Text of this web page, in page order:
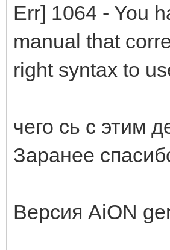
Err] 1064 - You
manual that
right syntax to
чего сь с этим
Заранее
Версия AiON